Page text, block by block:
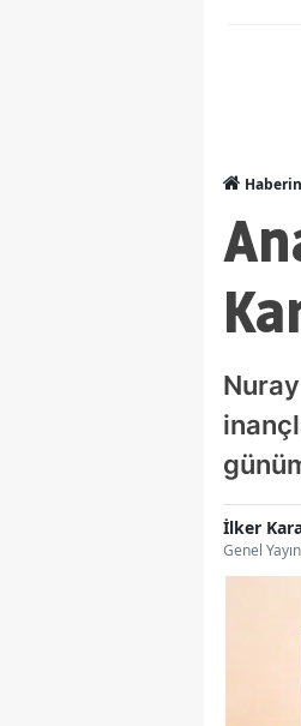
İlker
Genel